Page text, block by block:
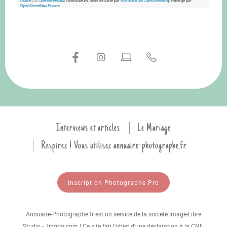
OpenStreetMap France
Interviews et articles
Le Mariage
Respirez ! Vous utilisez annuaire-photographe.fr
Inscription Photographe Pro
Annuaire-Photographe.fr est un service de la société Image-Libre